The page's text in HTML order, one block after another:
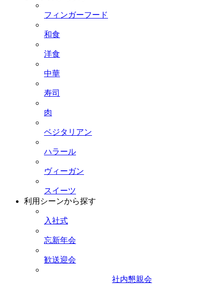
フィンガーフード
和食
洋食
中華
寿司
肉
ベジタリアン
ハラール
ヴィーガン
スイーツ
利用シーンから探す
入社式
忘新年会
歓送迎会
社内懇親会